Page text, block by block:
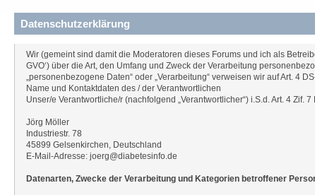
Datenschutzerklärung
Wir (gemeint sind damit die Moderatoren dieses Forums und ich als
GVO‘) über die Art, den Umfang und Zweck der Verarbeitung
„personenbezogene Daten“ oder „Verarbeitung“ verweisen wir auf Art. 4
Name und Kontaktdaten des / der Verantwortlichen
Unser/e Verantwortliche/r (nachfolgend „Verantwortlicher“) i.S.d. Art. 4 Zif. 7
Jörg Möller
Industriestr. 78
45899 Gelsenkirchen, Deutschland
E-Mail-Adresse: joerg@diabetesinfo.de
Datenarten, Zwecke der Verarbeitung und Kategorien betroffener